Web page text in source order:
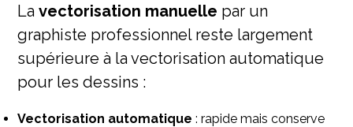
Lavectorisation manuelle par un
graphiste professionnel reste largement
supérieure à la vectorisation automatique
pour les dessins :
Vectorisation automatique : rapide mais conserve